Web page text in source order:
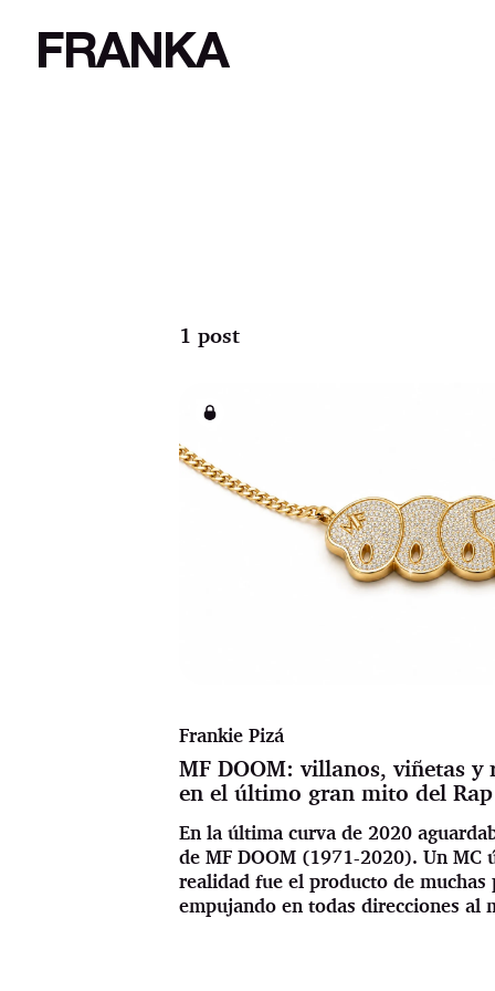
FRANKA
1 post
Frankie Pizá
MF DOOM: villanos, viñetas y
en el último gran mito del Rap
En la última curva de 2020
de MF DOOM (1971-2020). Un MC
realidad fue el producto de muchas
empujando en todas direcciones al